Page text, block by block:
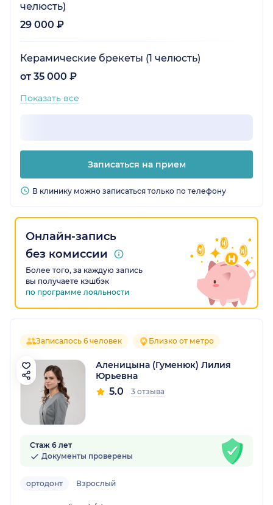
челюсть)
29 000 ₽
Керамические брекеты (1 челюсть)
от 35 000 ₽
Показать все
Записаться на прием
В клинику можно записаться только по телефону
Онлайн-запись
без комиссии
Более того, за каждую запись
вы получаете кэшбэк
по программе лояльности
Записалось 6 человек Близко от метро
Аленицына (Гуменюк) Лилия
Юрьевна
5.0 3 отзыва
Стаж 6 лет
Документы проверены
ортодонт Взрослый